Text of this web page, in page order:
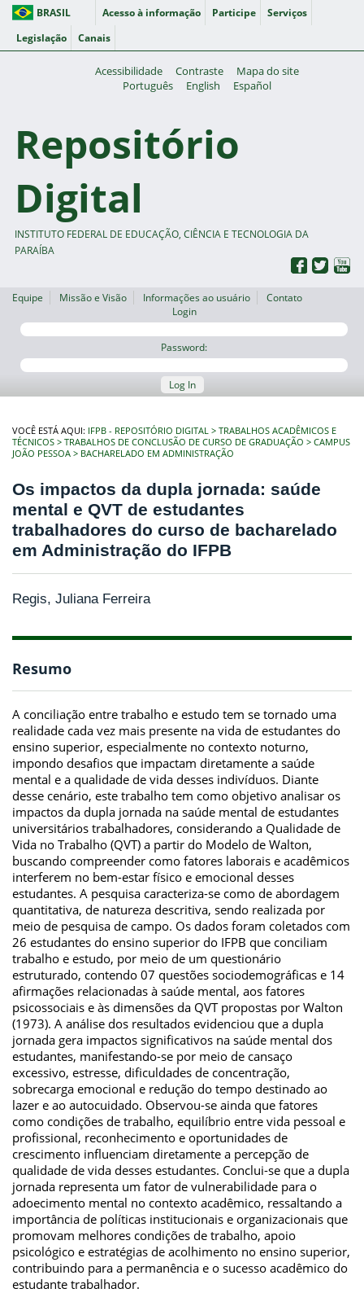
BRASIL Acesso à informação Participe
Serviços
Legislação
Canais
Acessibilidade Contraste
Mapa do site
Português
English Español
Repositório
Digital
INSTITUTO FEDERAL DE EDUCAÇÃO, CIÊNCIA E TECNOLOGIA DA
PARAÍBA
Equipe Missão e Visão Informações ao usuário
Contato
Login
Password:
Log In
VOCÊ ESTÁ AQUI: IFPB - REPOSITÓRIO DIGITAL
TRABALHOS ACADÊMICOS E
TÉCNICOS
TRABALHOS DE CONCLUSÃO DE CURSO DE GRADUAÇÃO
CAMPUS
JOÃO PESSOA
BACHARELADO EM ADMINISTRAÇÃO
Os impactos da dupla jornada: saúde
mental e QVT de estudantes
trabalhadores do curso de bacharelado
em Administração do IFPB
Regis, Juliana Ferreira
Resumo
A conciliação entre trabalho e estudo tem se tornado uma
realidade cada vez mais presente na vida de estudantes do
ensino superior, especialmente no contexto noturno,
impondo desafios que impactam diretamente a saúde
mental e a qualidade de vida desses indivíduos. Diante
desse cenário, este trabalho tem como objetivo analisar os
impactos da dupla jornada na saúde mental de estudantes
universitários trabalhadores, considerando a Qualidade de
Vida no Trabalho (QVT) a partir do Modelo de Walton,
buscando compreender como fatores laborais e acadêmicos
interferem no bem-estar físico e emocional desses
estudantes. A pesquisa caracteriza-se como de abordagem
quantitativa, de natureza descritiva, sendo realizada por
meio de pesquisa de campo. Os dados foram coletados com
26 estudantes do ensino superior do IFPB que conciliam
trabalho e estudo, por meio de um questionário
estruturado, contendo 07 questões sociodemográficas e 14
afirmações relacionadas à saúde mental, aos fatores
psicossociais e às dimensões da QVT propostas por Walton
(1973). A análise dos resultados evidenciou que a dupla
jornada gera impactos significativos na saúde mental dos
estudantes, manifestando-se por meio de cansaço
excessivo, estresse, dificuldades de concentração,
sobrecarga emocional e redução do tempo destinado ao
lazer e ao autocuidado. Observou-se ainda que fatores
como condições de trabalho, equilíbrio entre vida pessoal e
profissional, reconhecimento e oportunidades de
crescimento influenciam diretamente a percepção de
qualidade de vida desses estudantes. Conclui-se que a dupla
jornada representa um fator de vulnerabilidade para o
adoecimento mental no contexto acadêmico, ressaltando a
importância de políticas institucionais e organizacionais que
promovam melhores condições de trabalho, apoio
psicológico e estratégias de acolhimento no ensino superior,
contribuindo para a permanência e o sucesso acadêmico do
estudante trabalhador.